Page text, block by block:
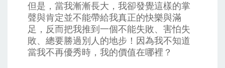
但是，當我漸漸長大，我卻發覺這樣的掌
聲與肯定並不能帶給我真正的快樂與滿
足，反而把我推到一個不能失敗、害怕失
敗、總要勝過別人的地步！因為我不知道
當我不再優秀時，我的價值在哪裡？